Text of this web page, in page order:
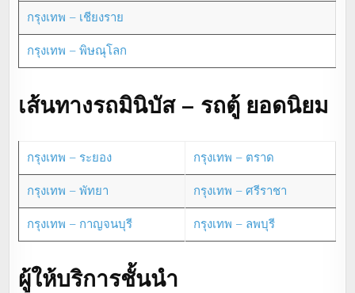
กรุงเทพ – เชียงราย
กรุงเทพ – พิษณุโลก
เส้นทางรถมินิบัส – รถตู้ ยอดนิยม
กรุงเทพ – ระยอง กรุงเทพ – ตราด
กรุงเทพ – พัทยา กรุงเทพ – ศรีราชา
กรุงเทพ – กาญจนบุรี กรุงเทพ – ลพบุรี
ผู้ให้บริการชั้นนำ